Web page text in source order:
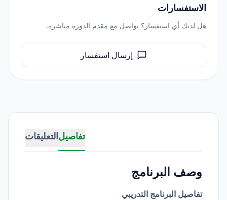
تفاصيلالتعليقات
وصف البرنامج
تفاصيل البرنامج التدريبي
الاستفسارات
هل لديك أي استفسار؟ تواصل مع مقدم الدورة مباشرة.
إرسال استفسار